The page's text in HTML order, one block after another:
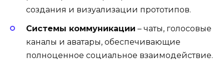
создания и визуализации прототипов.
Системы коммуникации – чаты, голосовые
каналы и аватары, обеспечивающие
полноценное социальное взаимодействие.